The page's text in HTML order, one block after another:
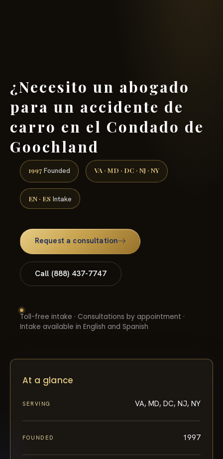
¿Necesito un abogado
para un accidente de
carro en el Condado de
Goochland
1997 Founded VA · MD · DC · NJ · NY
EN · ES Intake
Request a consultation
Call (888) 437-7747
Toll-free intake · Consultations by appointment ·
Intake available in English and Spanish
At a glance
SERVING VA, MD, DC, NJ, NY
FOUNDED 1997